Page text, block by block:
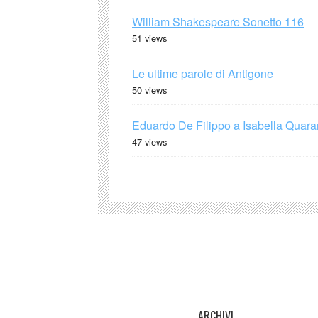
William Shakespeare Sonetto 116
51 views
Le ultime parole di Antigone
50 views
Eduardo De Filippo a Isabella
47 views